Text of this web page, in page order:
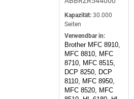
Kapazität: 30.000
Seiten
Verwendbar in:
Brother MFC 8910,
MFC 8810, MFC
8710, MFC 8515,
DCP 8250, DCP
8110, MFC 8950,
MFC 8520, MFC